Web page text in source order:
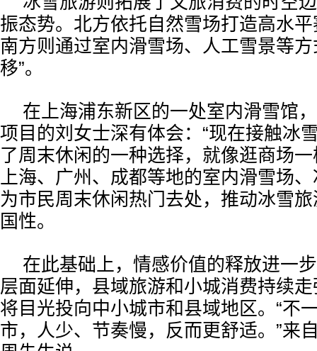
振态势。北方依托自然雪场打造高水
南方则通过室内滑雪场、人工雪景等方
移”。
在上海浦东新区的一处室内滑雪馆
项目的刘女士深有体会：“现在接触冰
了周末休闲的一种选择，就像逛商场
上海、广州、成都等地的室内滑雪场
为市民周末休闲热门去处，推动冰雪
国性。
在此基础上，情感价值的释放进一
层面延伸，县域旅游和小城消费持续
将目光投向中小城市和县域地区。“不
市，人少、节奏慢，反而更舒适。”来